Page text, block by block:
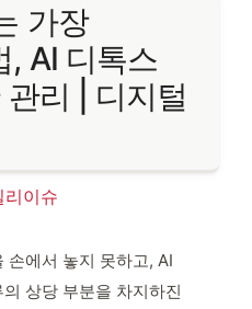
가장
, AI 디톡스
리 | 디지털
리이슈
손에서 놓지 못하고, AI
상당 부분을 차지하진